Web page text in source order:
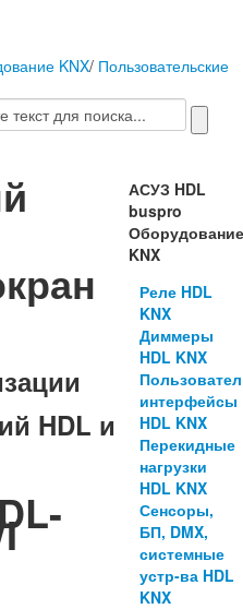
KNX/ Пользовательские
HDL и
АСУЗ HDL
buspro
KNX
Реле HDL
KNX
Диммеры
HDL KNX
интерфейсы
HDL KNX
Перекидные
нагрузки
HDL KNX
Сенсоры,
БП, DMX,
системные
устр-ва HDL
KNX